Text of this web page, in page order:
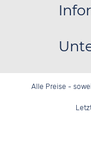
Alle Preise -